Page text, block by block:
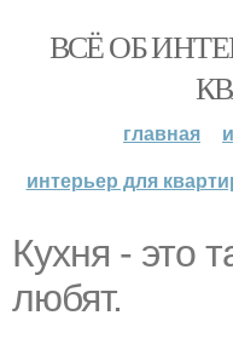
ВСЁ ОБ
главная
интерьер для
Кухня - это
любят.